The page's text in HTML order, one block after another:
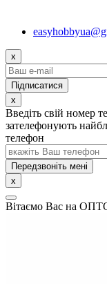
x
x
Введіть свій номер
зателефонують
телефон
Передзвоніть мені
x
Вітаємо Вас на